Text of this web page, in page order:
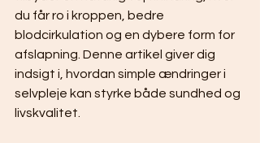
du får ro i kroppen, bedre
blodcirkulation og en dybere form for
afslapning. Denne artikel giver dig
indsigt i, hvordan simple ændringer i
selvpleje kan styrke både sundhed og
livskvalitet.